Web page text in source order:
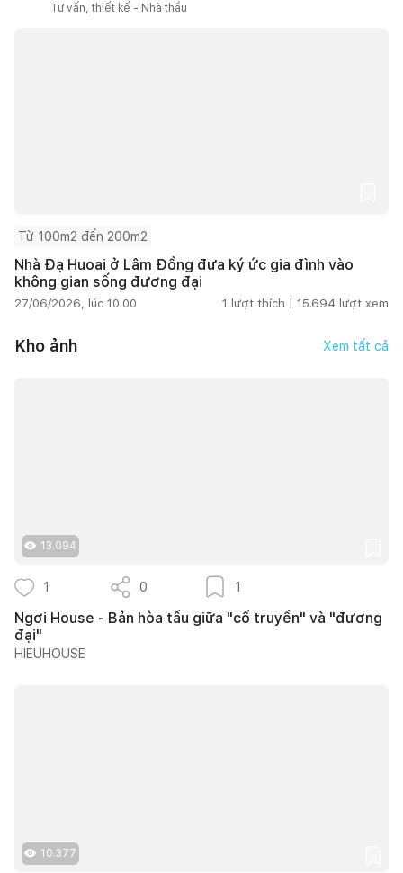
Tư vấn, thiết kế - Nhà thầu
Từ 100m2 đến 200m2
Nhà Đạ Huoai ở Lâm Đồng đưa ký ức gia đình vào
không gian sống đương đại
27/06/2026, lúc 10:00 1 lượt thích | 15.694 lượt xem
Kho ảnh Xem tất cả
13.094
1 0 1
Ngơi House - Bản hòa tấu giữa "cổ truyền" và "đương
đại"
HIEUHOUSE
10.377